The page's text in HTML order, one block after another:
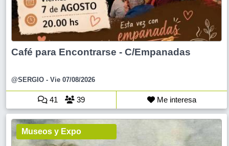
Café para Encontrarse - C/Empanadas
@SERGIO - Vie 07/08/2026
41 39 Me interesa
Museos y Expo